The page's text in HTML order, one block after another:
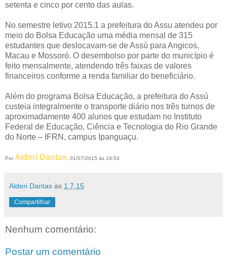
setenta e cinco por cento das aulas.
No semestre letivo 2015.1 a prefeitura do Assu atendeu por
meio do Bolsa Educação uma média mensal de 315
estudantes que deslocavam-se de Assú para Angicos,
Macau e Mossoró. O desembolso por parte do município é
feito mensalmente, atendendo três faixas de valores
financeiros conforme a renda familiar do beneficiário.
Além do programa Bolsa Educação, a prefeitura do Assú
custeia integralmente o transporte diário nos três turnos de
aproximadamente 400 alunos que estudam no Instituto
Federal de Educação, Ciência e Tecnologia do Rio Grande
do Norte – IFRN, campus Ipanguaçu.
Por Alderi Dantas, 01/07/2015 às 19:54
Alderi Dantas às 1.7.15
Compartilhar
Nenhum comentário:
Postar um comentário